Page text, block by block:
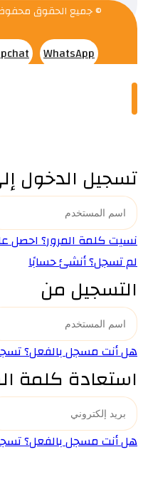
© جميع الحقوق
WhatsApp
تسجيل الدخول
نسيت كلمة المرور؟ احصل
لم تسجل؟ أنشئ حسابًا
التسجيل من
هل أنت مسجل بالفعل؟
استعادة كلمة
هل أنت مسجل بالفعل؟